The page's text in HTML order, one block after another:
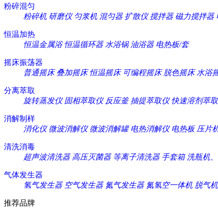
粉碎混匀
粉碎机 研磨仪 匀浆机 混匀器 扩散仪 搅拌器 磁力搅拌器
恒温加热
恒温金属浴 恒温循环器 水浴锅 油浴器 电热板/套
摇床振荡器
普通摇床 叠加摇床 恒温摇床 可编程摇床 脱色摇床 水浴
分离萃取
旋转蒸发仪 固相萃取仪 反应釜 抽提萃取仪 快速溶剂萃
消解制样
消化仪 微波消解仪 微波消解罐 电热消解仪 电热板 压片
清洗消毒
超声波清洗器 高压灭菌器 等离子清洗器 手套箱 洗瓶机
气体发生器
氢气发生器 空气发生器 氮气发生器 氮氢空一体机 脱气机
推荐品牌